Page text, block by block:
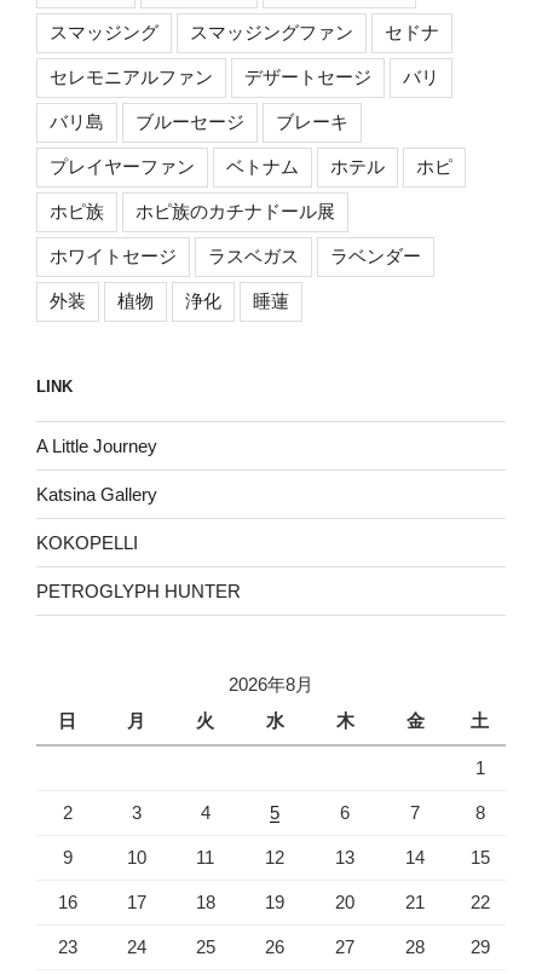
スマッジング スマッジングファン セドナ
セレモニアルファン デザートセージ バリ
バリ島 ブルーセージ ブレーキ
プレイヤーファン ベトナム ホテル ホピ
ホピ族 ホピ族のカチナドール展
ホワイトセージ ラスベガス ラベンダー
外装 植物 浄化 睡蓮
LINK
A Little Journey
Katsina Gallery
KOKOPELLI
PETROGLYPH HUNTER
2026年8月
日
月 火 水 木 金 土
1
2 3 4 5 6 7 8
9 10 11 12 13 14 15
16 17 18 19 20 21 22
23 24 25 26 27 28 29